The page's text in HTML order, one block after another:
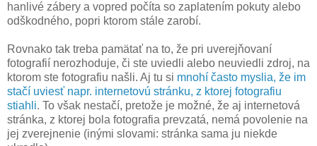
hanlivé zábery a vopred počíta so zaplatením pokuty alebo
odškodného, popri ktorom stále zarobí.
Rovnako tak treba pamätať na to, že pri uverejňovaní
fotografií nerozhoduje, či ste uviedli alebo neuviedli zdroj, na
ktorom ste fotografiu našli. Aj tu si mnohí často myslia, že im
stačí uviesť napr. internetovú stránku, z ktorej fotografiu
stiahli. To však nestačí, pretože je možné, že aj internetová
stránka, z ktorej bola fotografia prevzatá, nemá povolenie na
jej zverejnenie (inými slovami: stránka sama ju niekde